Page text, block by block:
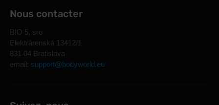
Nous contacter
BIO 5, sro
Elektrárenská 13412/1
831 04 Bratislava
email: support@bodyworld.eu